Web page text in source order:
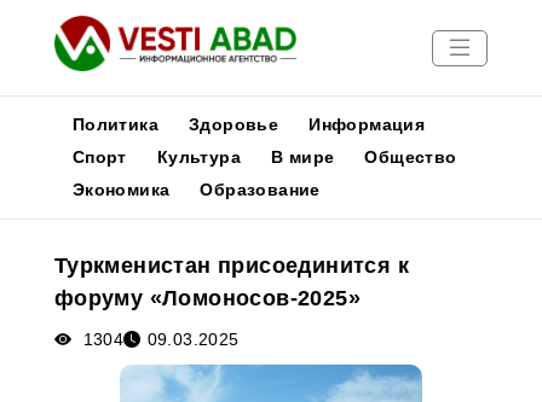
Новости
Медиа
Афиша
Политика Здоровье
Информация
Спорт
Культура В мире
Общество
Экономика
Образование
Туркменистан присоединится к
форуму «Ломоносов-2025»
1304 09.03.2025